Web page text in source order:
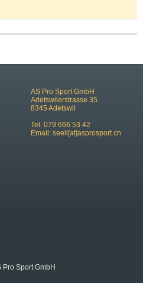
AS Pro Sport GmbH
Adetswilerstrasse 35
8345 Adetswil
Tel. 079 666 53 42
Email: seeli[at]asprosport.ch
Sport GmbH